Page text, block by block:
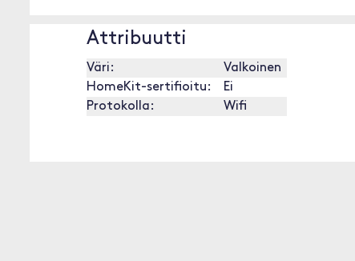
Attribuutti
Väri:
Valkoinen
HomeKit-sertifioitu:
Ei
Protokolla:
Wifi